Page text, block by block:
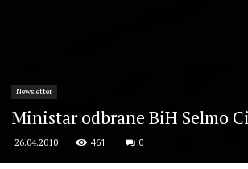
Newsletter
Ministar odbrane BiH Selmo
26.04.2010 461 0